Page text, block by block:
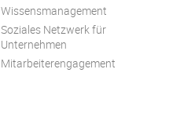
Wissensmanagement
Soziales Netzwerk für
Unternehmen
Mitarbeiterengagement